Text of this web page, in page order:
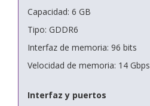
Capacidad: 6 GB
Tipo: GDDR6
Interfaz de memoria: 96 bits
Velocidad de memoria: 14 Gbps
Interfaz y puertos